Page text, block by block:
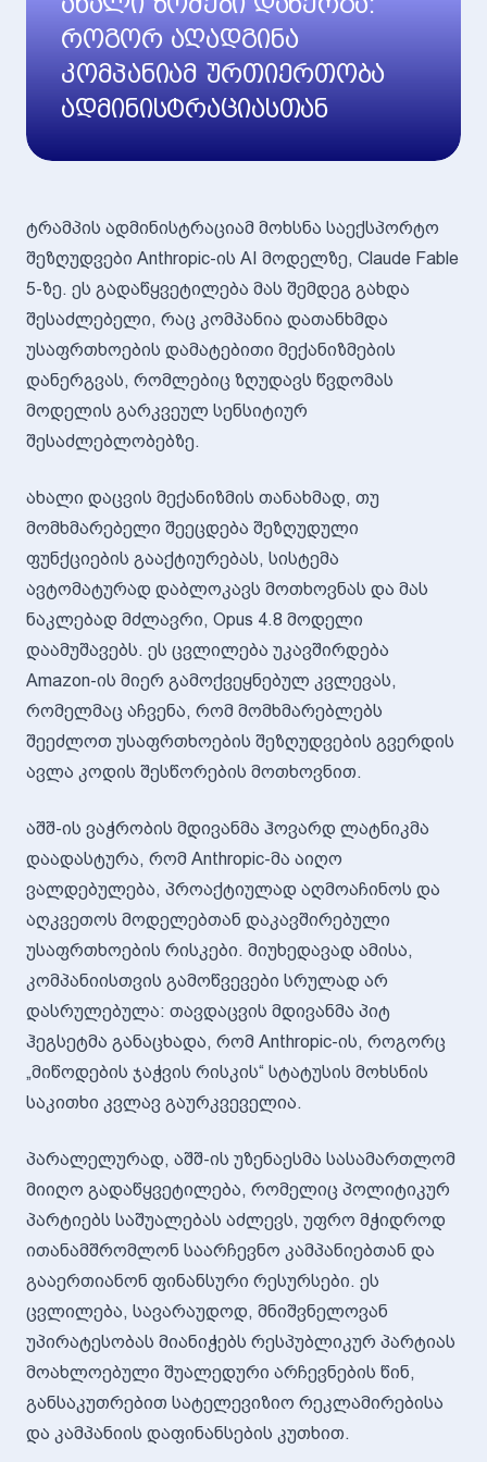
როგორ აღადგინა
კომპანიამ ურთიერთობა
ადმინისტრაციასთან
ტრამპის ადმინისტრაციამ მოხსნა საექსპორტო
შეზღუდვები Anthropic-ის AI მოდელზე, Claude Fable
5-ზე. ეს გადაწყვეტილება მას შემდეგ გახდა
შესაძლებელი, რაც კომპანია დათანხმდა
უსაფრთხოების დამატებითი მექანიზმების
დანერგვას, რომლებიც ზღუდავს წვდომას
მოდელის გარკვეულ სენსიტიურ
შესაძლებლობებზე.
ახალი დაცვის მექანიზმის თანახმად, თუ
მომხმარებელი შეეცდება შეზღუდული
ფუნქციების გააქტიურებას, სისტემა
ავტომატურად დაბლოკავს მოთხოვნას და მას
ნაკლებად მძლავრი, Opus 4.8 მოდელი
დაამუშავებს. ეს ცვლილება უკავშირდება
Amazon-ის მიერ გამოქვეყნებულ კვლევას,
რომელმაც აჩვენა, რომ მომხმარებლებს
შეეძლოთ უსაფრთხოების შეზღუდვების გვერდის
ავლა კოდის შესწორების მოთხოვნით.
აშშ-ის ვაჭრობის მდივანმა ჰოვარდ ლატნიკმა
დაადასტურა, რომ Anthropic-მა აიღო
ვალდებულება, პროაქტიულად აღმოაჩინოს და
აღკვეთოს მოდელებთან დაკავშირებული
უსაფრთხოების რისკები. მიუხედავად ამისა,
კომპანიისთვის გამოწვევები სრულად არ
დასრულებულა: თავდაცვის მდივანმა პიტ
ჰეგსეტმა განაცხადა, რომ Anthropic-ის, როგორც
„მიწოდების ჯაჭვის რისკის“ სტატუსის მოხსნის
საკითხი კვლავ გაურკვეველია.
პარალელურად, აშშ-ის უზენაესმა სასამართლომ
მიიღო გადაწყვეტილება, რომელიც პოლიტიკურ
პარტიებს საშუალებას აძლევს, უფრო მჭიდროდ
ითანამშრომლონ საარჩევნო კამპანიებთან და
გააერთიანონ ფინანსური რესურსები. ეს
ცვლილება, სავარაუდოდ, მნიშვნელოვან
უპირატესობას მიანიჭებს რესპუბლიკურ პარტიას
მოახლოებული შუალედური არჩევნების წინ,
განსაკუთრებით სატელევიზიო რეკლამირებისა
და კამპანიის დაფინანსების კუთხით.